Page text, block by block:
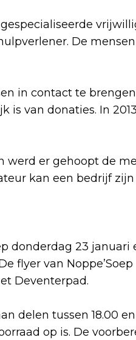
De
in contact te
is van donaties. In
werd er gehoopt de
kan een bedrijf zijn
donderdag 23 januari
flyer van
Deventerpad.
delen tussen 18.00 en
op is. De